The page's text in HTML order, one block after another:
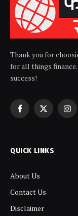
Thank you for
for all things finance.
success!
Facebook
X
QUICK LINKS
About Us
Contact Us
Disclaimer